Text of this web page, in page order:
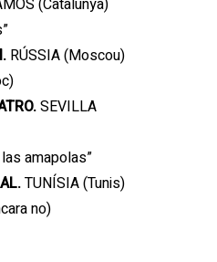
(Catalunya)
RÚSSIA (Moscou)
SEVILLA
amapolas”
TUNÍSIA (Tunis)
no)